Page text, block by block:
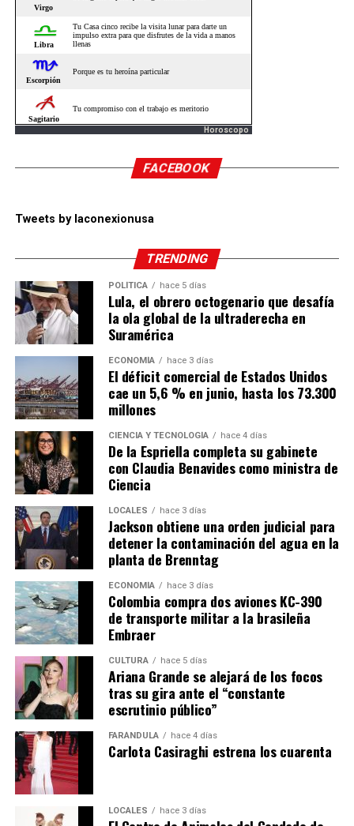
Horoscopo
FACEBOOK
Tweets by laconexionusa
TRENDING
POLÍTICA hace 5 días
Lula, el obrero octogenario que desafía
la ola global de la ultraderecha en
Suramérica
ECONOMÍA hace 3 días
El déficit comercial de Estados Unidos
cae un 5,6 % en junio, hasta los 73.300
millones
CIENCIA Y TECNOLOGÍA hace 4 días
De la Espriella completa su gabinete
con Claudia Benavides como ministra de
Ciencia
LOCALES hace 3 días
Jackson obtiene una orden judicial para
detener la contaminación del agua en la
planta de Brenntag
ECONOMÍA hace 3 días
Colombia compra dos aviones KC-390
de transporte militar a la brasileña
Embraer
CULTURA hace 5 días
Ariana Grande se alejará de los focos
tras su gira ante el “constante
escrutinio público”
FARÁNDULA hace 4 días
Carlota Casiraghi estrena los cuarenta
LOCALES hace 3 días